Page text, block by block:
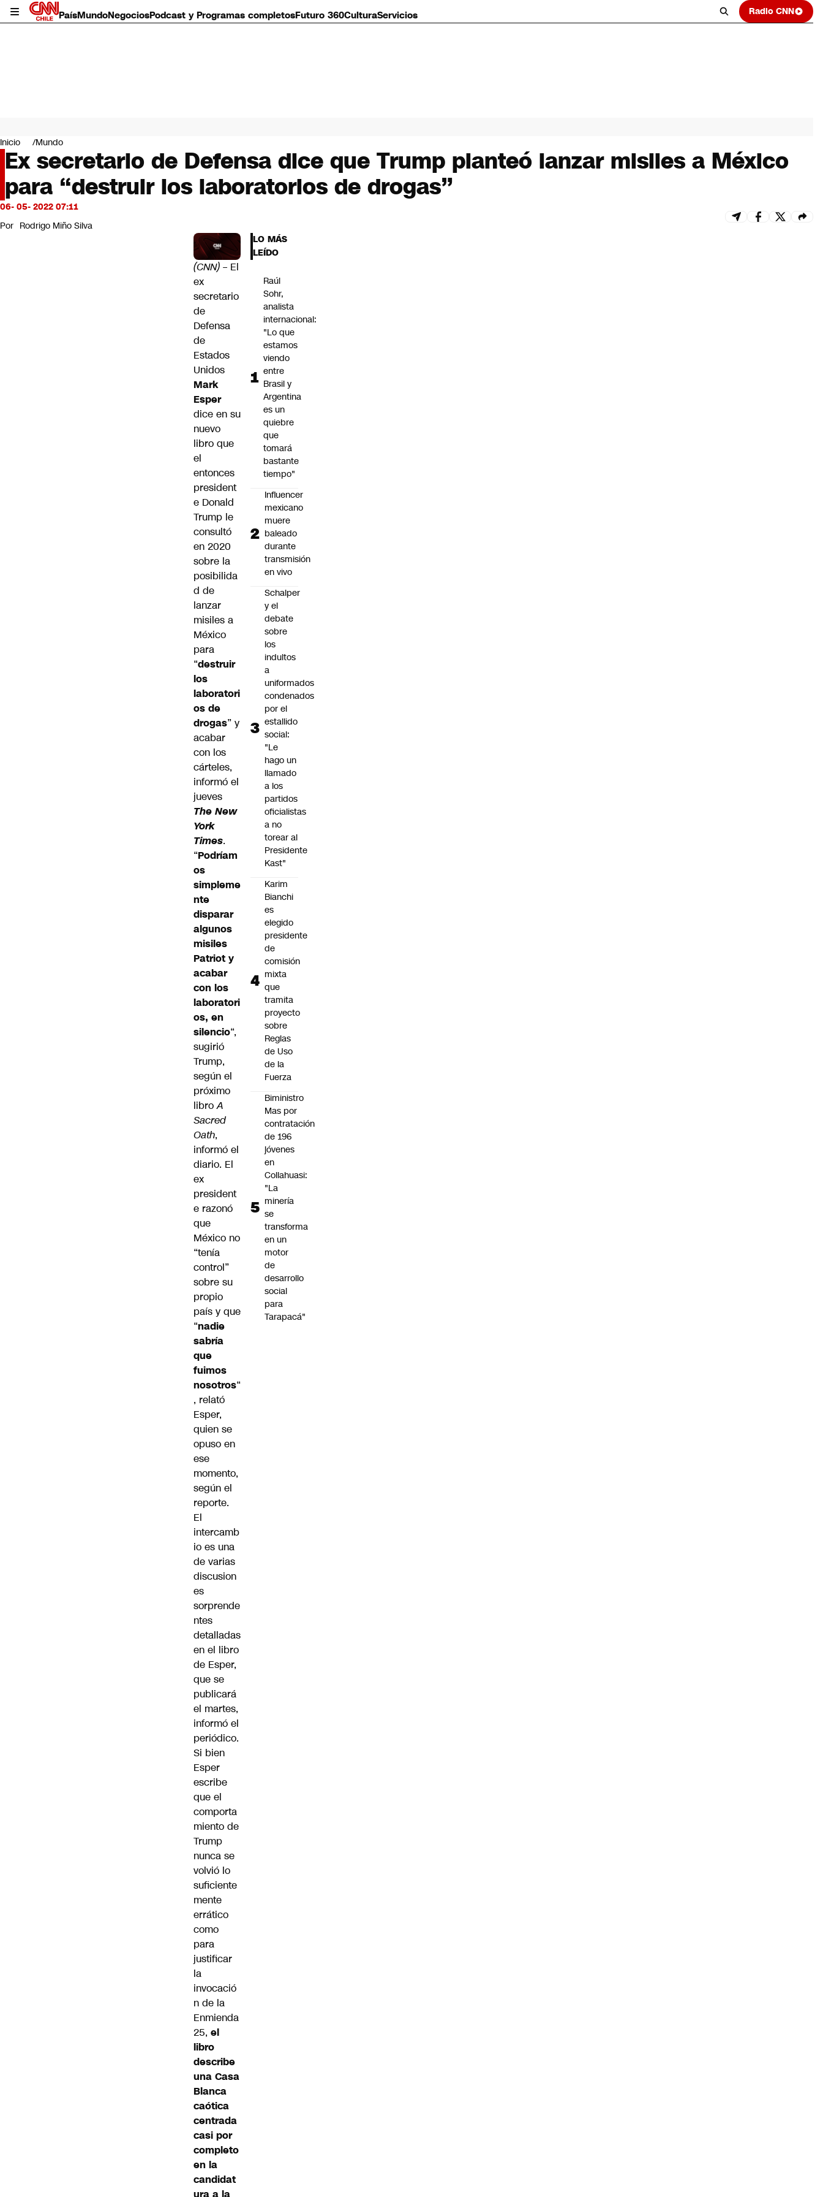
PaísMundoNegociosPodcast y Programas completosFuturo 360CulturaServicios Radio CNN
Mundo
Negocios
Deportes
Programas completos
Cultura
Servicios
Bits
CNN Data
Inicio Mundo
Ex secretario de Defensa dice que Trump planteó lanzar misiles a México
para “destruir los laboratorios de drogas”
06- 05- 2022 07:11
Por Rodrigo Miño Silva
(CNN) – El
ex
secretario
de
Defensa
de
Estados
Unidos
Mark
Esper
dice en su
nuevo
libro que
el
entonces
president
e Donald
Trump le
consultó
en 2020
sobre la
posibilida
d de
lanzar
misiles a
México
para
“destruir
los
laboratori
os de
drogas” y
acabar
con los
cárteles,
informó el
jueves
The New
York
Times.
“Podríam
os
simpleme
nte
disparar
algunos
misiles
Patriot y
acabar
con los
laboratori
os, en
silencio“,
sugirió
Trump,
según el
próximo
libroA
Sacred
Oath,
informó el
diario. El
ex
president
e razonó
que
México no
“tenía
control”
sobre su
propio
país y que
“nadie
sabría
que
fuimos
nosotros“
, relató
Esper,
quien se
opuso en
ese
momento,
según el
reporte.
El
intercamb
io es una
de varias
discusion
es
sorprende
ntes
detalladas
en el libro
de Esper,
que se
publicará
el martes,
informó el
periódico.
Si bien
Esper
escribe
que el
comporta
miento de
Trump
nunca se
volvió lo
suficiente
mente
errático
como
para
justificar
la
invocació
n de la
Enmienda
25, el
libro
describe
una Casa
Blanca
caótica
centrada
casi por
completo
en la
candidat
ura a la
LO MÁS
LEÍDO
Raúl
Sohr,
analista
internacional:
"Lo que
estamos
viendo
entre
Brasil y
Argentina
es un
quiebre
que
tomará
bastante
tiempo"
Influencer
mexicano
muere
baleado
durante
transmisión
en vivo
Schalper
y el
debate
sobre
los
indultos
a
uniformados
condenados
por el
estallido
social:
"Le
hago un
llamado
a los
partidos
oficialistas
a no
torear al
Presidente
Kast"
Karim
Bianchi
es
elegido
presidente
de
comisión
mixta
que
tramita
proyecto
sobre
Reglas
de Uso
de la
Fuerza
Biministro
Mas por
contratación
de 196
jóvenes
en
Collahuasi:
"La
minería
se
transforma
en un
motor
de
desarrollo
social
para
Tarapacá"